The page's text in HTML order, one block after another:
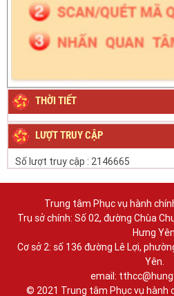
THỜI TIẾT
LƯỢT TRUY CẬP
Số lượt truy cập : 2146665
Trung tâm Phục vụ hành
Trụ sở chính: Số 02, đường Chùa
Hưng
Cơ sở 2: số 136 đường Lê Lợi,
Yên.
email:
© 2021 Trung tâm Phục vụ hành